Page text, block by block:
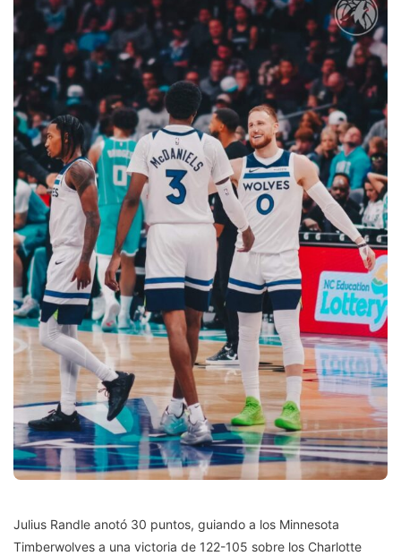
Julius Randle anotó 30 puntos, guiando a los Minnesota
Timberwolves a una victoria de 122-105 sobre los Charlotte